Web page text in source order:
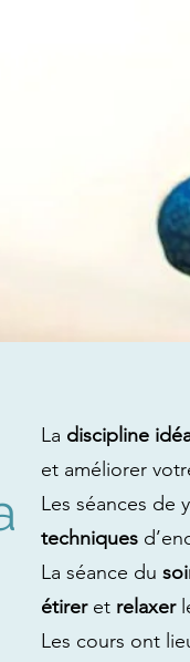
La discipline
et améliorer
Les séances de
techniques
La séance du
étirer et relaxer
Les cours ont